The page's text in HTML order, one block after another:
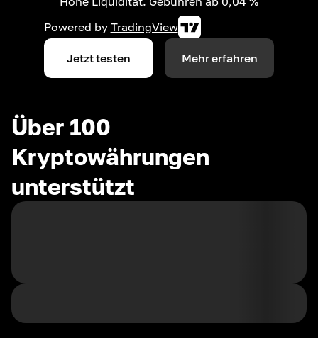
Powered by TradingView
Jetzt testen Mehr erfahren
Über 100
Kryptowährungen
unterstützt